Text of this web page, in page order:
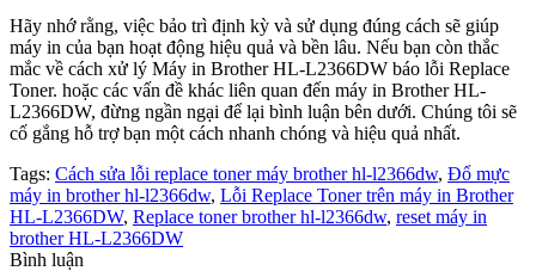
Hãy nhớ rằng, việc bảo trì định kỳ và sử dụng đúng cách sẽ giúp
máy in của bạn hoạt động hiệu quả và bền lâu. Nếu bạn còn thắc
mắc về cách xử lý Máy in Brother HL-L2366DW báo lỗi Replace
Toner. hoặc các vấn đề khác liên quan đến máy in Brother HL-
L2366DW, đừng ngần ngại để lại bình luận bên dưới. Chúng tôi sẽ
cố gắng hỗ trợ bạn một cách nhanh chóng và hiệu quả nhất.
Tags: Cách sửa lỗi replace toner máy brother hl-l2366dw, Đổ mực
máy in brother hl-l2366dw, Lỗi Replace Toner trên máy in Brother
HL-L2366DW, Replace toner brother hl-l2366dw, reset máy in
brother HL-L2366DW
Bình luận